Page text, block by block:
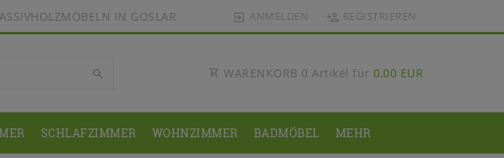
IN GOSLAR ANMELDEN REGISTRIEREN
WARENKORB 0 Artikel für 0,00 EUR
SCHLAFZIMMER WOHNZIMMER BADMÖBEL MEHR